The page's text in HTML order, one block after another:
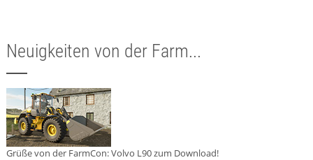
Neuigkeiten von der Farm...
Grüße von der FarmCon: Volvo L90 zum Download!